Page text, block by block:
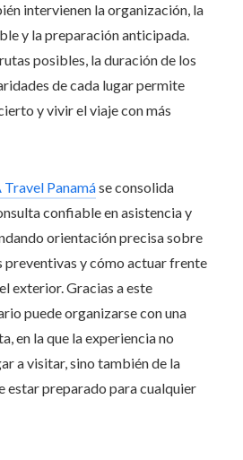
intervienen la organización, la
y la preparación anticipada.
posibles, la duración de los
de cada lugar permite
y vivir el viaje con más
Travel Panamáse consolida
confiable en asistencia y
orientación precisa sobre
preventivas y cómo actuar frente
exterior. Gracias a este
puede organizarse con una
en la que la experiencia no
a visitar, sino también de la
estar preparado para cualquier